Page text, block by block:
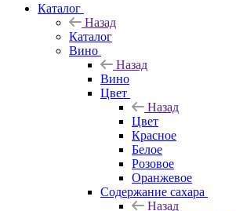
Каталог
Назад
Каталог
Вино
Назад
Вино
Цвет
Назад
Цвет
Красное
Белое
Розовое
Оранжевое
Содержание сахара
Назад